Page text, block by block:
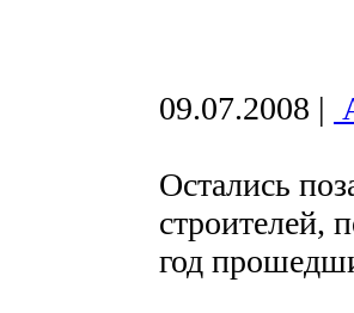
09.07.2008 |
Остались
строителей,
год